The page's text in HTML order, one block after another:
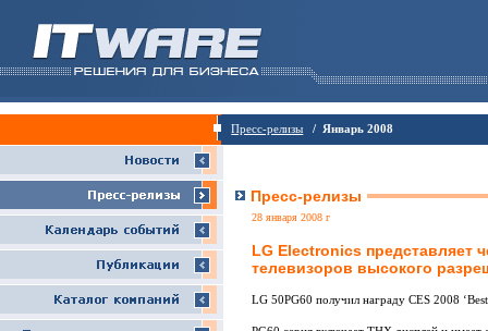
Пресс-релизы / Январь 2008
Пресс-релизы
28 января 2008 г
LG Electronics представляет
телевизоров высокого
LG 50PG60 получил награду CES 2008